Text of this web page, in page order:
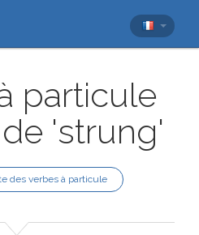
particule
'strung'
des verbes à particule